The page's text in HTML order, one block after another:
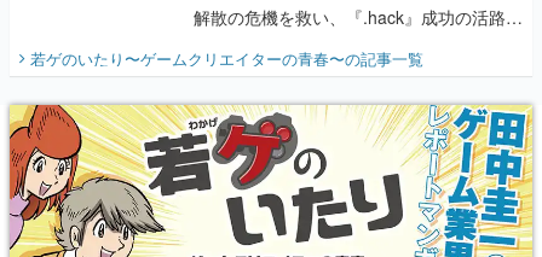
解散の危機を救い、『.hack』成功の活路を
『少年ジャンプ』色だった【若ゲのいた
り】
若ゲのいたり〜ゲームクリエイターの青春〜の記事一覧